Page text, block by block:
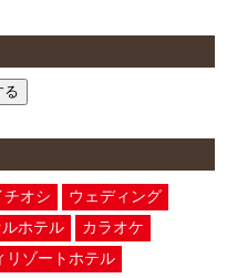
る
チオシ
ウェディング
ホテル
カラオケ
リゾートホテル